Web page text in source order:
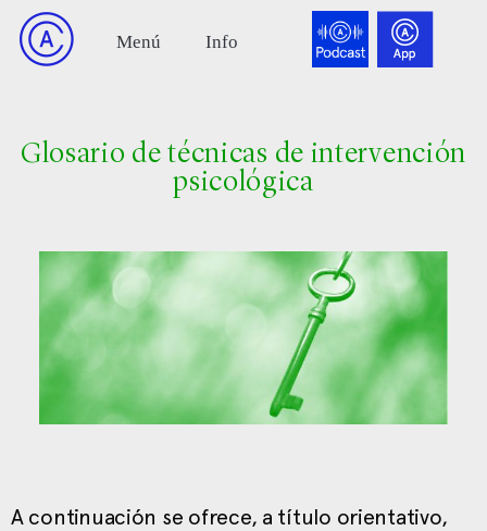
Glosario de técnicas de intervención
psicológica
A continuación se ofrece, a título orientativo,